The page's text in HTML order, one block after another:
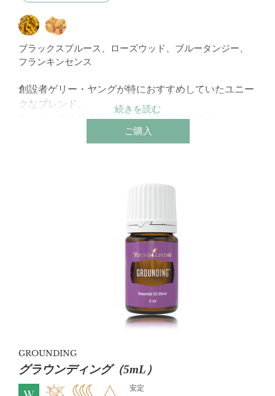
ブラックスプルース、ローズウッド、ブルータンジー、
フランキンセンス
創設者ゲリー・ヤングが特におすすめしていたユニー
クなブレンド。
ウッディで大地を思わせる安定感が魅力です。
ディフューズするとローズウッドの深い香りが広がり
ご購入
GROUNDING
グラウンディング（5mL）
安定